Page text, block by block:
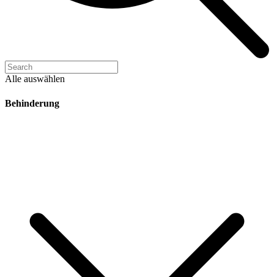
Alle auswählen
Behinderung